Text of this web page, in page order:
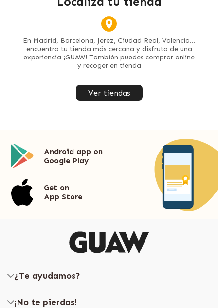
En Madrid, Barcelona, Jerez, Ciudad Real, Valencia...
encuentra tu tienda más cercana y disfruta de una
experiencia ¡GUAW! También puedes comprar online
y recoger en tienda
Ver tiendas
Android app on
Google Play
Get on
App Store
¿Te ayudamos?
¡No te pierdas!